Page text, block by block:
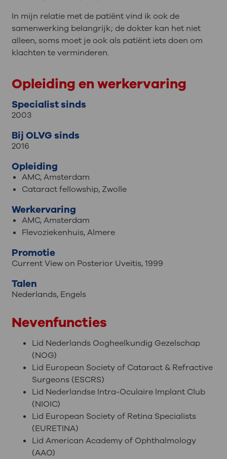
In mijn relatie met de patiënt vind ik ook de
samenwerking belangrijk; de dokter kan het niet
alleen, soms moet je ook als patiënt iets doen om
klachten te verminderen.
Opleiding en werkervaring
Specialist sinds
2003
Bij OLVG sinds
2016
Opleiding
AMC, Amsterdam
Cataract fellowship, Zwolle
Werkervaring
AMC, Amsterdam
Flevoziekenhuis, Almere
Promotie
Current View on Posterior Uveitis, 1999
Talen
Nederlands,Engels
Nevenfuncties
Lid Nederlands Oogheelkundig Gezelschap
(NOG)
Lid European Society of Cataract & Refractive
Surgeons (ESCRS)
Lid Nederlandse Intra-Oculaire Implant Club
(NIOIC)
Lid European Society of Retina Specialists
(EURETINA)
Lid American Academy of Ophthalmology
(AAO)